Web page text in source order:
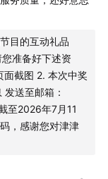
和数据服务支
目的互动礼品
准备好下述资
面截图 2. 本次中奖
送至邮箱：
至2026年7月11
，感谢您对津津